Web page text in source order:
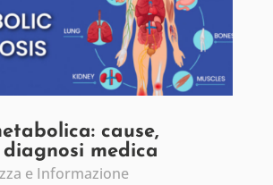
cause,
medica
e Informazione